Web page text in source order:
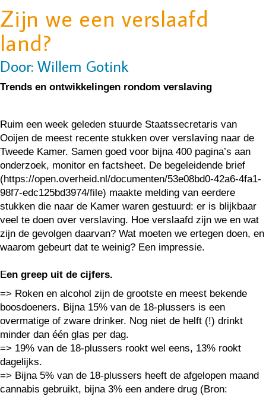
Zijn we een verslaafd
land?
Door: Willem Gotink
Trends en ontwikkelingen rondom verslaving
Ruim een week geleden stuurde Staatssecretaris van
Ooijen de meest recente stukken over verslaving naar de
Tweede Kamer. Samen goed voor bijna 400 pagina’s aan
onderzoek, monitor en factsheet. De begeleidende brief
(https://open.overheid.nl/documenten/53e08bd0-42a6-4fa1-
98f7-edc125bd3974/file) maakte melding van eerdere
stukken die naar de Kamer waren gestuurd: er is blijkbaar
veel te doen over verslaving. Hoe verslaafd zijn we en wat
zijn de gevolgen daarvan? Wat moeten we ertegen doen, en
waarom gebeurt dat te weinig? Een impressie.
Een greep uit de cijfers.
=> Roken en alcohol zijn de grootste en meest bekende
boosdoeners. Bijna 15% van de 18-plussers is een
overmatige of zware drinker. Nog niet de helft (!) drinkt
minder dan één glas per dag.
=> 19% van de 18-plussers rookt wel eens, 13% rookt
dagelijks.
=> Bijna 5% van de 18-plussers heeft de afgelopen maand
cannabis gebruikt, bijna 3% een andere drug (Bron: